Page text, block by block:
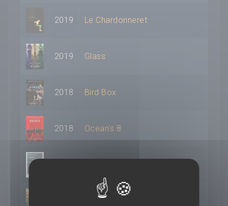
2019 Le Chardonneret
2019 Glass
2018 Bird Box
2018 Ocean's 8
Carol